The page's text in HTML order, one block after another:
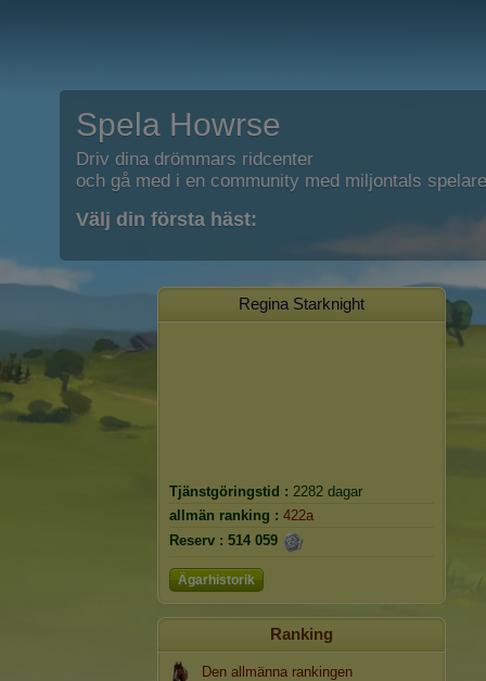
Spela Howrse
Driv dina drömmars ridcenter
och gå med i en community med miljontals
Välj din första häst:
Regina Starknight
Tjänstgöringstid : 2282 dagar
allmän ranking : 422a
Reserv : 514 059
Ägarhistorik
Ranking
Den allmänna rankingen